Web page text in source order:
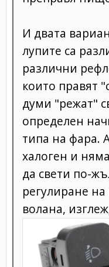
И двата
лупите са
различни
които правят
думи "режат"
определен
типа на фара.
халоген и
да свети по-
регулиране
волана,